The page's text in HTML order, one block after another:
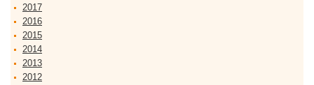
2017
2016
2015
2014
2013
2012